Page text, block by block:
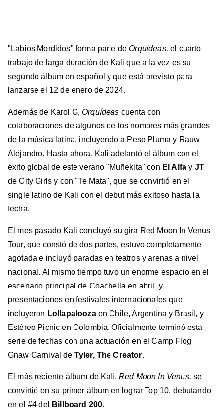
"Labios Mordidos" forma parte deOrquídeas, el cuarto
trabajo de larga duración de Kali que a la vez es su
segundo álbum en español y que está previsto para
lanzarse el 12 de enero de 2024.
Además de Karol G,Orquídeas cuenta con
colaboraciones de algunos de los nombres más grandes
de la música latina, incluyendo a Peso Pluma y Rauw
Alejandro. Hasta ahora, Kali adelantó el álbum con el
éxito global de este verano "Muñekita" con El Alfa y JT
de City Girls y con "Te Mata", que se convirtió en el
single latino de Kali con el debut más exitoso hasta la
fecha.
El mes pasado Kali concluyó su gira Red Moon In Venus
Tour, que constó de dos partes, estuvo completamente
agotada e incluyó paradas en teatros y arenas a nivel
nacional. Al mismo tiempo tuvo un enorme espacio en el
escenario principal de Coachella en abril, y
presentaciones en festivales internacionales que
incluyeron Lollapaloozaen Chile, Argentina y Brasil, y
Estéreo Picnic en Colombia. Oficialmente terminó esta
serie de fechas con una actuación en el Camp Flog
Gnaw Carnival de Tyler, The Creator.
El más reciente álbum de Kali, Red Moon In Venus, se
convirtió en su primer álbum en lograr Top 10, debutando
en el #4 del
Billboard 200.